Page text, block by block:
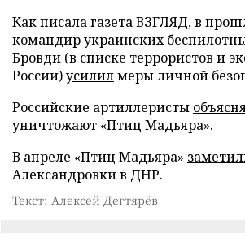
Как писала газета ВЗГЛЯД, в
командир украинских
Бровди (в списке террористов и
России)усилилмеры личной
Российские артиллеристы
уничтожают «Птиц Мадьяра».
В апреле «Птиц Мадьяра»
Александровки в ДНР.
Текст: Алексей Дегтярёв